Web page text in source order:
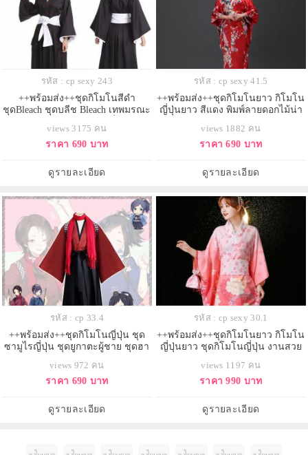
รหัส : cp sexy 243
++พร้อมส่ง++ชุดกิโมโนสีดำ
ชุดBleach ชุดบลีช Bleach เทพมรณะ
ชุดซามูไรญี่ปุ่น ยูกาตะ คุโรซากิ อิจิ
โกะ
views 3175 คน
ราคา 690 บาท
ดูรายละเอียด
รหัส : cp sexy 41.5
++พร้อมส่ง++ชุดกิโมโนยาว กิโมโน
ญี่ปุ่นยาว สีแดง พิมพ์ลายดอกไม้น่า
views 1882 คน
ราคา 690 บาท
ดูรายละเอียด
รหัส : cp 33.4
++พร้อมส่ง++ชุดกิโมโนญี่ปุ่น ชุด
ซามูไรญี่ปุ่น ชุดยูกาตะผู้ชาย ชุดฮา
Ranbu: Hanamaru
views 972 คน
ราคา 690 บาท
ดูรายละเอียด
รหัส : cp sexy 30.1
++พร้อมส่ง++ชุดกิโมโนยาว กิโมโน
ญี่ปุ่นยาว ชุดกิโมโนญี่ปุ่น งานสวย
views 1197 คน
ราคา 990 บาท
ดูรายละเอียด